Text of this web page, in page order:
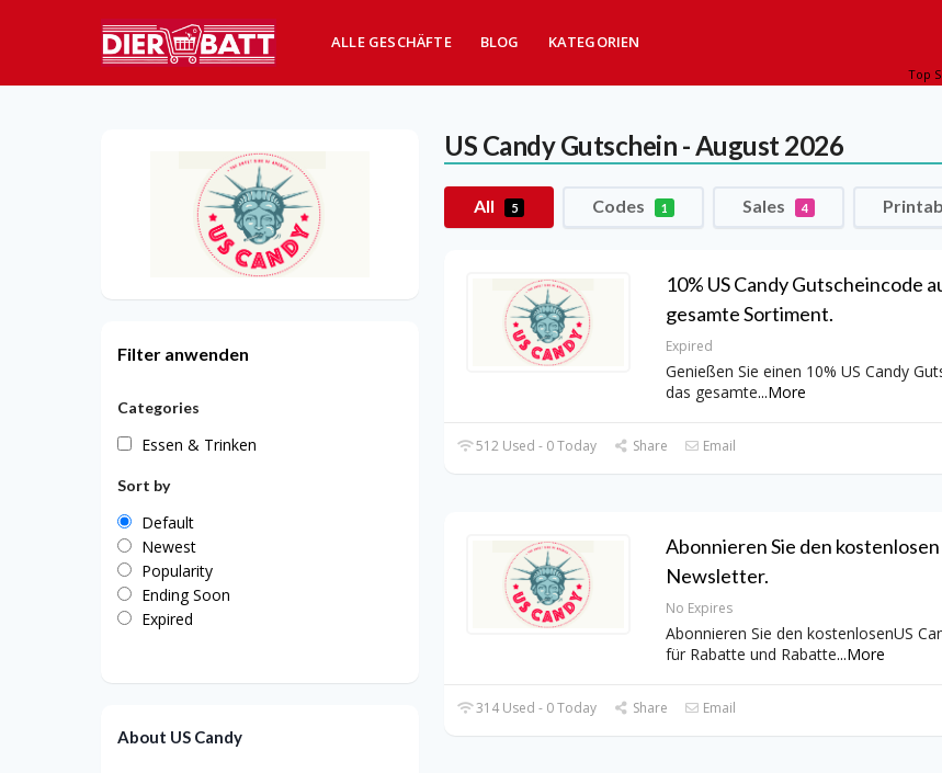
ALLE GESCHÄFTE BLOG KATEGORIEN
Top
US CandyGutschein - August 2026
All 5 Codes 1 Sales 4
10% US Candy Gutscheincode
gesamte Sortiment.
Expired
Genießen Sie einen 10% US Candy
das gesamte...More
512 Used - 0 Today Share Email
Abonnieren Sie den kostenlosen
Newsletter.
No Expires
Abonnieren Sie den kostenlosenUS
für Rabatte und Rabatte...More
314 Used - 0 Today Share Email
Filter anwenden
Categories
Essen & Trinken
Sort by
Default
Newest
Popularity
Ending Soon
Expired
About US Candy